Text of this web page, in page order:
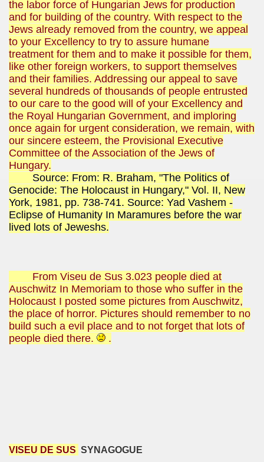
the labor force of Hungarian Jews for production
and for building of the country. With respect to the
Jews already removed from the country, we appeal
to your Excellency to try to assure humane
treatment for them and to make it possible for them,
like other foreign workers, to support themselves
and their families. Addressing our appeal to save
several hundreds of thousands of people entrusted
to our care to the good will of your Excellency and
the Royal Hungarian Government, and imploring
once again for urgent consideration, we remain, with
our sincere esteem, the Provisional Executive
Committee of the Association of the Jews of
Hungary.
Source: From: R. Braham, "The Politics of
Genocide: The Holocaust in Hungary," Vol. II, New
York, 1981, pp. 738-741. Source: Yad Vashem -
Eclipse of Humanity In Maramures before the war
lived lots of Jeweshs.
From Viseu de Sus 3.023 people died at
Auschwitz In Memoriam to those who suffer in the
Holocaust I posted some pictures from Auschwitz,
the place of horror. Pictures should remember to no
build such a evil place and to not forget that lots of
people died there.
.
VISEU DE SUS SYNAGOGUE